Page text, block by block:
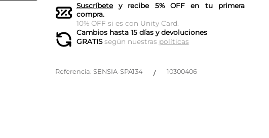
Suscríbetey recibe 5% OFF en tu primera
compra.
10% OFF si es con Unity Card.
Cambios hasta 15 días y devoluciones
GRATISsegún nuestras políticas
Referencia: SENSIA-SPA134 / 10300406